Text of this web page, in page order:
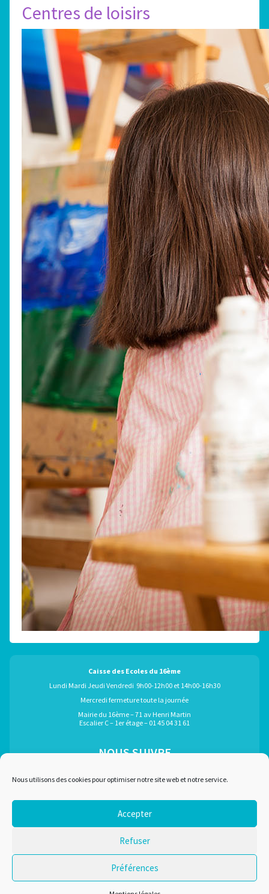
Nous utilisons des cookies pour optimiser notre site web et notre service.
Accepter
Refuser
Préférences
Centres de loisirs
Caisse des Ecoles du 16ème
Lundi Mardi Jeudi Vendredi 9h00-12h00 et 14h00-16h30
Mercredi fermeture toute la journée
Mairie du 16ème – 71 av Henri Martin
Escalier C – 1er étage – 01 45 04 31 61
NOUS SUIVRE
Marchés publics
Recrutement
Liens utiles
Conditions d'utilisation
Plan du site
Mentions légales
Nous contacter